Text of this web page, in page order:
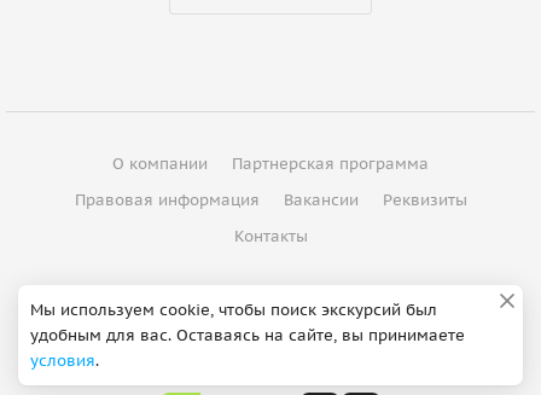
О компании
Партнерская программа
Правовая информация
Вакансии
Реквизиты
Контакты
© 2012 - 2026 ООО "Спутник"
Сделано в Петербурге
Мы используем cookie, чтобы поиск экскурсий был
удобным для вас. Оставаясь на сайте, вы принимаете
условия.